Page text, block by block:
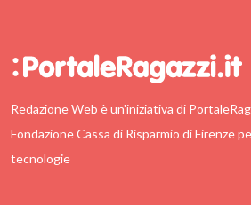
Redazione Web è un'iniziativa di
Fondazione Cassa di Risparmio di Firenze
tecnologie